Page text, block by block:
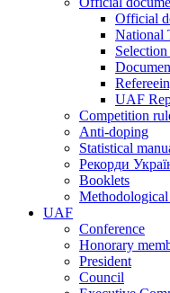
Official
National
UAF
Competition
Anti-doping
Statistical
Рекорди
Booklets
Methodological
UAF
Conference
Honorary
President
Council